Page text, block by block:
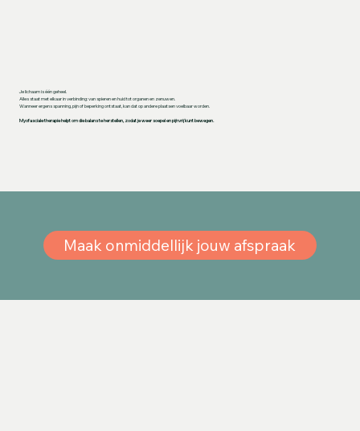
Je lichaam is één geheel.
Alles staat met elkaar in verbinding: van spieren en huid tot organen en zenuwen.
Wanneer ergens spanning, pijn of beperking ontstaat, kan dat op andere plaatsen voelbaar worden.
Myofasciale therapie helpt om die balans te herstellen, zodat je weer soepel en pijnvrij kunt bewegen.
Maak onmiddellijk jouw afspraak